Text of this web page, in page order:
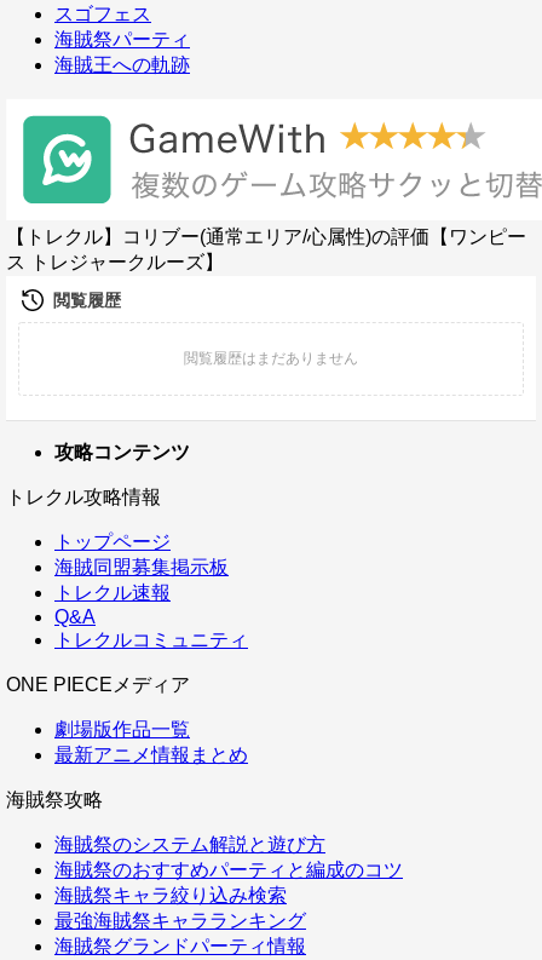
スゴフェス
海賊祭パーティ
海賊王への軌跡
【トレクル】コリブー(通常エリア/心属性)の評価【ワンピー
ス トレジャークルーズ】
攻略コンテンツ
トレクル攻略情報
トップページ
海賊同盟募集掲示板
トレクル速報
Q&A
トレクルコミュニティ
ONE PIECEメディア
劇場版作品一覧
最新アニメ情報まとめ
海賊祭攻略
海賊祭のシステム解説と遊び方
海賊祭のおすすめパーティと編成のコツ
海賊祭キャラ絞り込み検索
最強海賊祭キャラランキング
海賊祭グランドパーティ情報